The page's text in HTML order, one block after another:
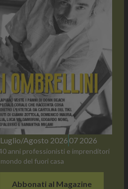
Agosto 2026 07 2026
anni professionisti e imprenditori
del fuori casa
Abbonati al Magazine